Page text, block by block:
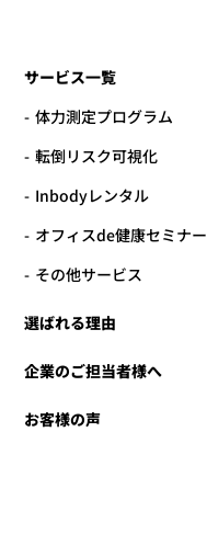
サービス一覧
体力測定プログラム
転倒リスク可視化
Inbodyレンタル
オフィスde健康セミナー
その他サービス
選ばれる理由
企業のご担当者様へ
お客様の声